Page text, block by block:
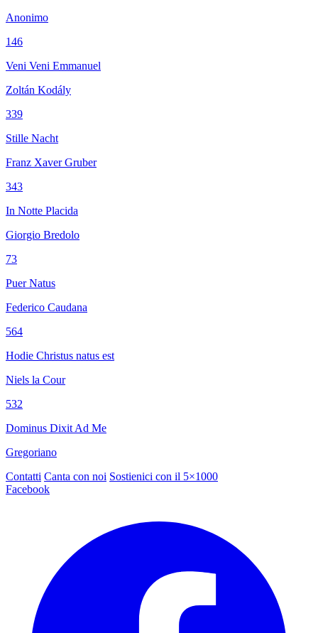
Anonimo
146
Veni Veni Emmanuel
Zoltán Kodály
339
Stille Nacht
Franz Xaver Gruber
343
In Notte Placida
Giorgio Bredolo
73
Puer Natus
Federico Caudana
564
Hodie Christus natus est
Niels la Cour
532
Dominus Dixit Ad Me
Gregoriano
Contatti Canta con noi Sostienici con il 5×1000
Facebook